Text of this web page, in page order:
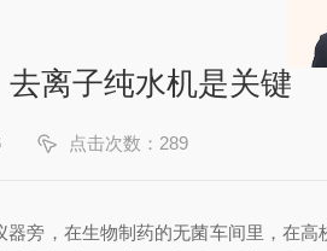
离子纯水机是关键
点击次数：289
，在生物制药的无菌车间里，在高